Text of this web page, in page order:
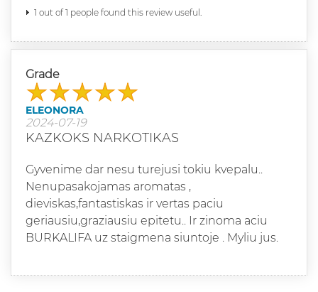
1 out of 1 people found this review useful.
Grade
ELEONORA
2024-07-19
KAZKOKS NARKOTIKAS
Gyvenime dar nesu turejusi tokiu kvepalu..
Nenupasakojamas aromatas ,
dieviskas,fantastiskas ir vertas paciu
geriausiu,graziausiu epitetu.. Ir zinoma aciu
BURKALIFA uz staigmena siuntoje . Myliu jus.